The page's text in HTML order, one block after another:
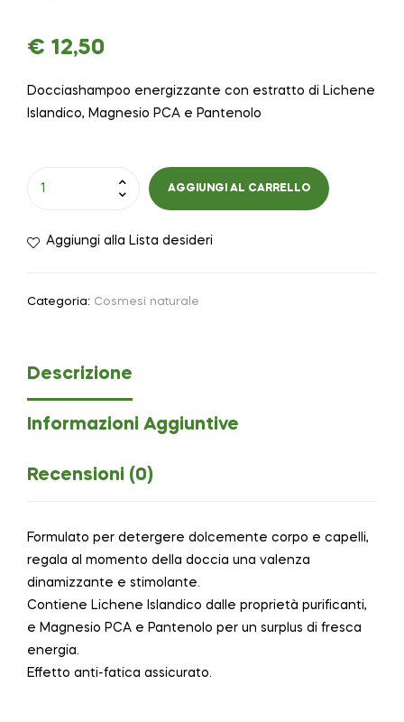
€ 12,50
Docciashampoo energizzante con estratto di Lichene
Islandico, Magnesio PCA e Pantenolo
AGGIUNGI AL CARRELLO
Aggiungi alla Lista desideri
Categoria: Cosmesi naturale
Descrizione
Informazioni Aggiuntive
Recensioni (0)
Formulato per detergere dolcemente corpo e capelli,
regala al momento della doccia una valenza
dinamizzante e stimolante.
Contiene Lichene Islandico dalle proprietà purificanti,
e Magnesio PCA e Pantenolo per un surplus di fresca
energia.
Effetto anti-fatica assicurato.